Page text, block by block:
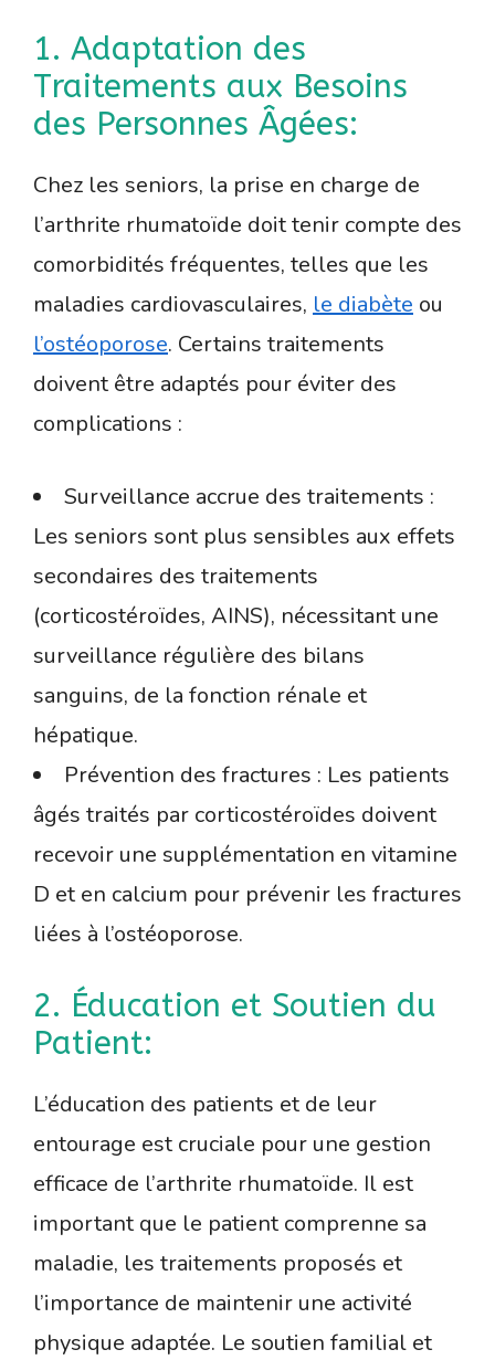
1. Adaptation des
Traitements aux Besoins
des Personnes Âgées:
Chez les seniors, la prise en charge de
l’arthrite rhumatoïde doit tenir compte des
comorbidités fréquentes, telles que les
maladies cardiovasculaires, le diabète ou
l’ostéoporose. Certains traitements
doivent être adaptés pour éviter des
complications :
Surveillance accrue des traitements :
Les seniors sont plus sensibles aux effets
secondaires des traitements
(corticostéroïdes, AINS), nécessitant une
surveillance régulière des bilans
sanguins, de la fonction rénale et
hépatique.
Prévention des fractures : Les patients
âgés traités par corticostéroïdes doivent
recevoir une supplémentation en vitamine
D et en calcium pour prévenir les fractures
liées à l’ostéoporose.
2. Éducation et Soutien du
Patient:
L’éducation des patients et de leur
entourage est cruciale pour une gestion
efficace de l’arthrite rhumatoïde. Il est
important que le patient comprenne sa
maladie, les traitements proposés et
l’importance de maintenir une activité
physique adaptée. Le soutien familial et